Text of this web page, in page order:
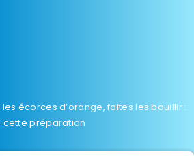
écorces d’orange, faites les bouillir :
cette préparation